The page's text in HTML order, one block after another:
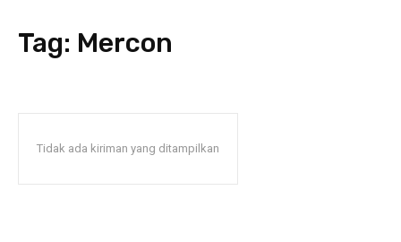
Tag: Mercon
Tidak ada kiriman yang ditampilkan